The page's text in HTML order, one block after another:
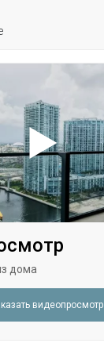
дома
видеопросмотр